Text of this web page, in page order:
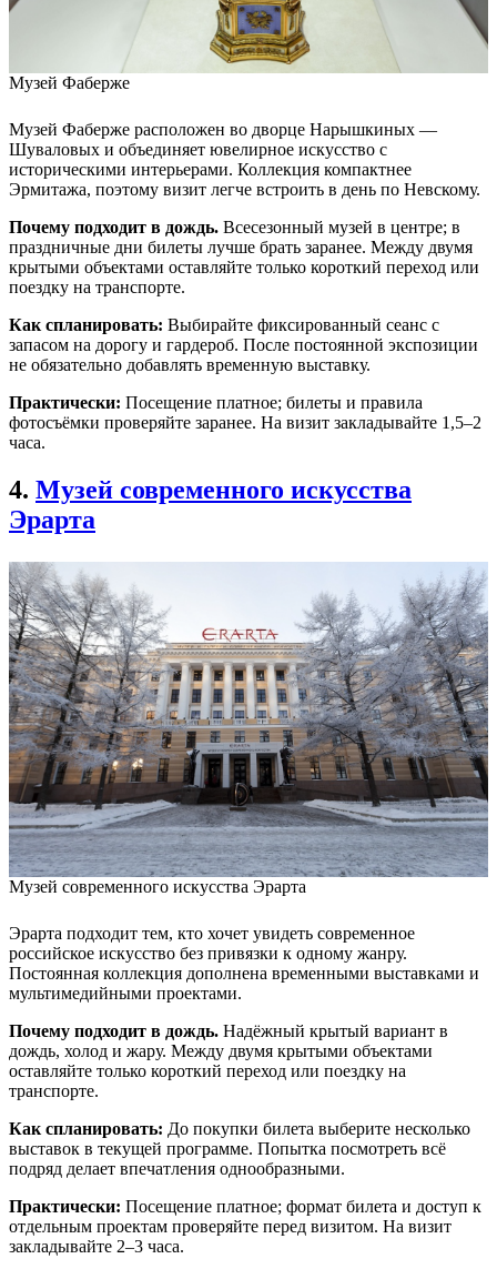
Музей Фаберже
Музей Фаберже расположен во дворце Нарышкиных —
Шуваловых и объединяет ювелирное искусство с
историческими интерьерами. Коллекция компактнее
Эрмитажа, поэтому визит легче встроить в день по Невскому.
Почему подходит в дождь. Всесезонный музей в центре; в
праздничные дни билеты лучше брать заранее. Между двумя
крытыми объектами оставляйте только короткий переход или
поездку на транспорте.
Как спланировать: Выбирайте фиксированный сеанс с
запасом на дорогу и гардероб. После постоянной экспозиции
не обязательно добавлять временную выставку.
Практически: Посещение платное; билеты и правила
фотосъёмки проверяйте заранее. На визит закладывайте 1,5–2
часа.
4. Музей современного искусства
Эрарта
Музей современного искусства Эрарта
Эрарта подходит тем, кто хочет увидеть современное
российское искусство без привязки к одному жанру.
Постоянная коллекция дополнена временными выставками и
мультимедийными проектами.
Почему подходит в дождь. Надёжный крытый вариант в
дождь, холод и жару. Между двумя крытыми объектами
оставляйте только короткий переход или поездку на
транспорте.
Как спланировать: До покупки билета выберите несколько
выставок в текущей программе. Попытка посмотреть всё
подряд делает впечатления однообразными.
Практически: Посещение платное; формат билета и доступ к
отдельным проектам проверяйте перед визитом. На визит
закладывайте 2–3 часа.